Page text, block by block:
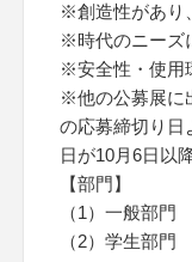
※創造性があり
※時代のニーズ
※安全性・使用
※他の公募展に
の応募締切り日
日が10月6日以
【部門】
（1）一般部門
（2）学生部門